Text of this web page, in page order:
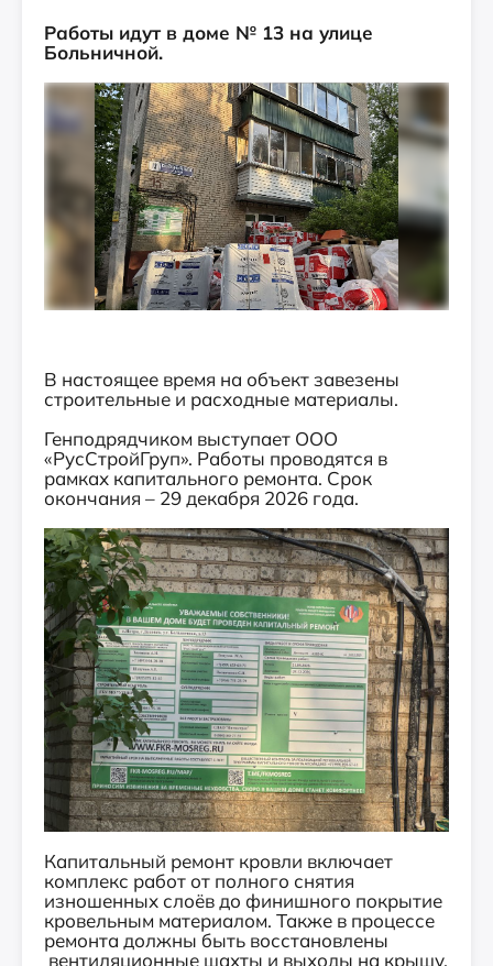
Работы идут в доме № 13 на улице
Больничной.
В настоящее время на объект завезены
строительные и расходные материалы.
Генподрядчиком выступает ООО
«РусСтройГруп». Работы проводятся в
рамках капитального ремонта. Срок
окончания – 29 декабря 2026 года.
Капитальный ремонт кровли включает
комплекс работ от полного снятия
изношенных слоёв до финишного покрытие
кровельным материалом. Также в процессе
ремонта должны быть восстановлены
вентиляционные шахты и выходы на крышу,